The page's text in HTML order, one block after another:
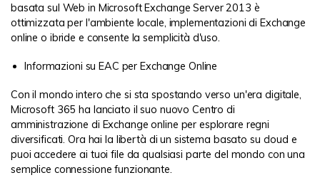
basata sul Web in Microsoft Exchange Server 2013 è
ottimizzata per l'ambiente locale, implementazioni di Exchange
online o ibride e consente la semplicità d'uso.
Informazioni su EAC per Exchange Online
Con il mondo intero che si sta spostando verso un'era digitale,
Microsoft 365 ha lanciato il suo nuovo Centro di
amministrazione di Exchange online per esplorare regni
diversificati. Ora hai la libertà di un sistema basato su cloud e
puoi accedere ai tuoi file da qualsiasi parte del mondo con una
semplice connessione funzionante.